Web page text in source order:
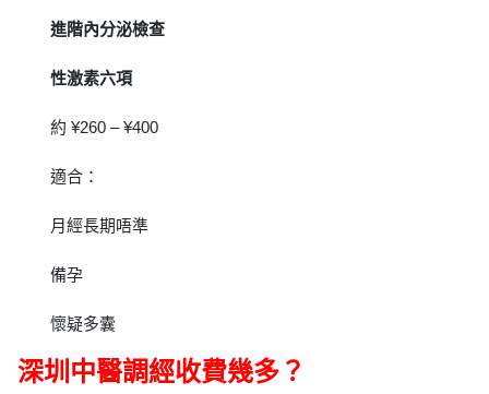
進階內分泌檢查
性激素六項
約 ¥260 – ¥400
適合：
月經長期唔準
備孕
懷疑多囊
深圳中醫調經收費幾多？